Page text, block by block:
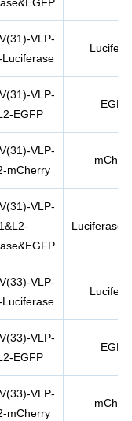
VLP-
Luciferase
VLP-
EGFP
EGFP
VLP-
mCherry
VLP-
VLP-
Luciferase
VLP-
EGFP
EGFP
VLP-
mCherry